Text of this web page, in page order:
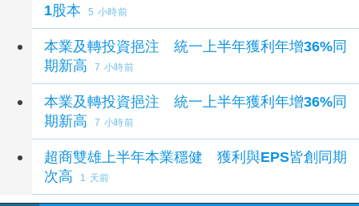
1股本
5 小時前
本業及轉投資挹注 統一上半年獲利年增36%同
期新高
7 小時前
本業及轉投資挹注 統一上半年獲利年增36%同
期新高
7 小時前
超商雙雄上半年本業穩健 獲利與EPS皆創同期
次高
1 天前